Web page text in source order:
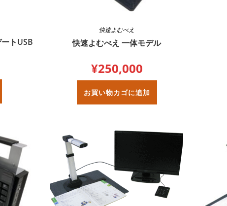
トUSB
快速よむべえ
快速よむべえ 一体モデル
¥250,000
お買い物カゴに追加